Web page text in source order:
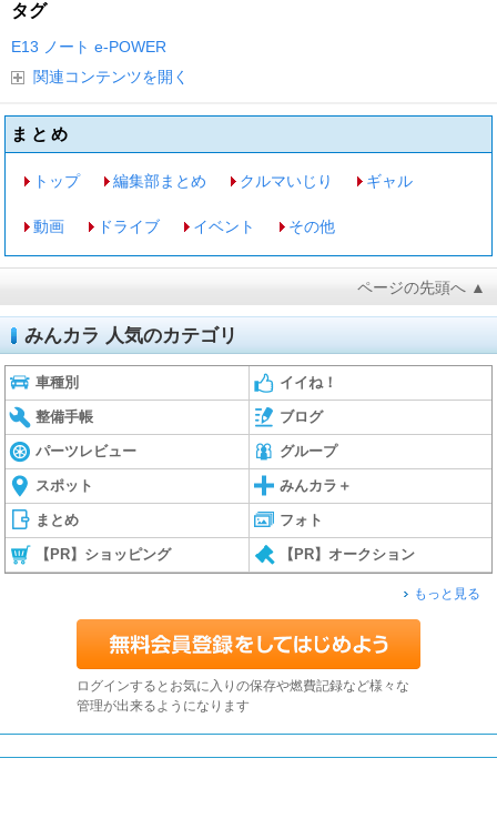
タグ
E13 ノート e-POWER
関連コンテンツを開く
まとめ
トップ 編集部まとめ クルマいじり ギャル
動画 ドライブ イベント その他
ページの先頭へ ▲
みんカラ 人気のカテゴリ
車種別 イイね！
整備手帳 ブログ
パーツレビュー グループ
スポット みんカラ＋
まとめ フォト
【PR】ショッピング 【PR】オークション
もっと見る
ログインするとお気に入りの保存や燃費記録など様々な
管理が出来るようになります